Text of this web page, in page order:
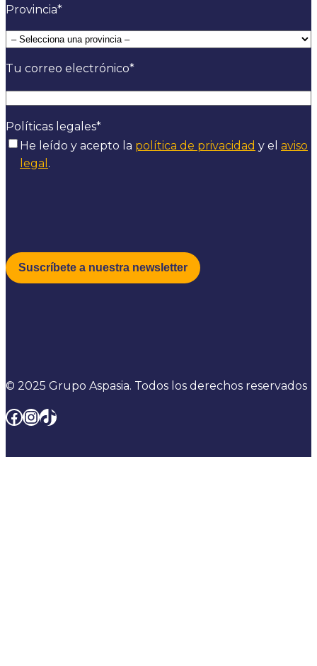
Provincia*
Tu correo electrónico*
Políticas legales*
He leído y acepto la política de privacidad y el aviso
legal .
© 2025 Grupo Aspasia. Todos los derechos reservados
Facebook
Instagram
TikTok